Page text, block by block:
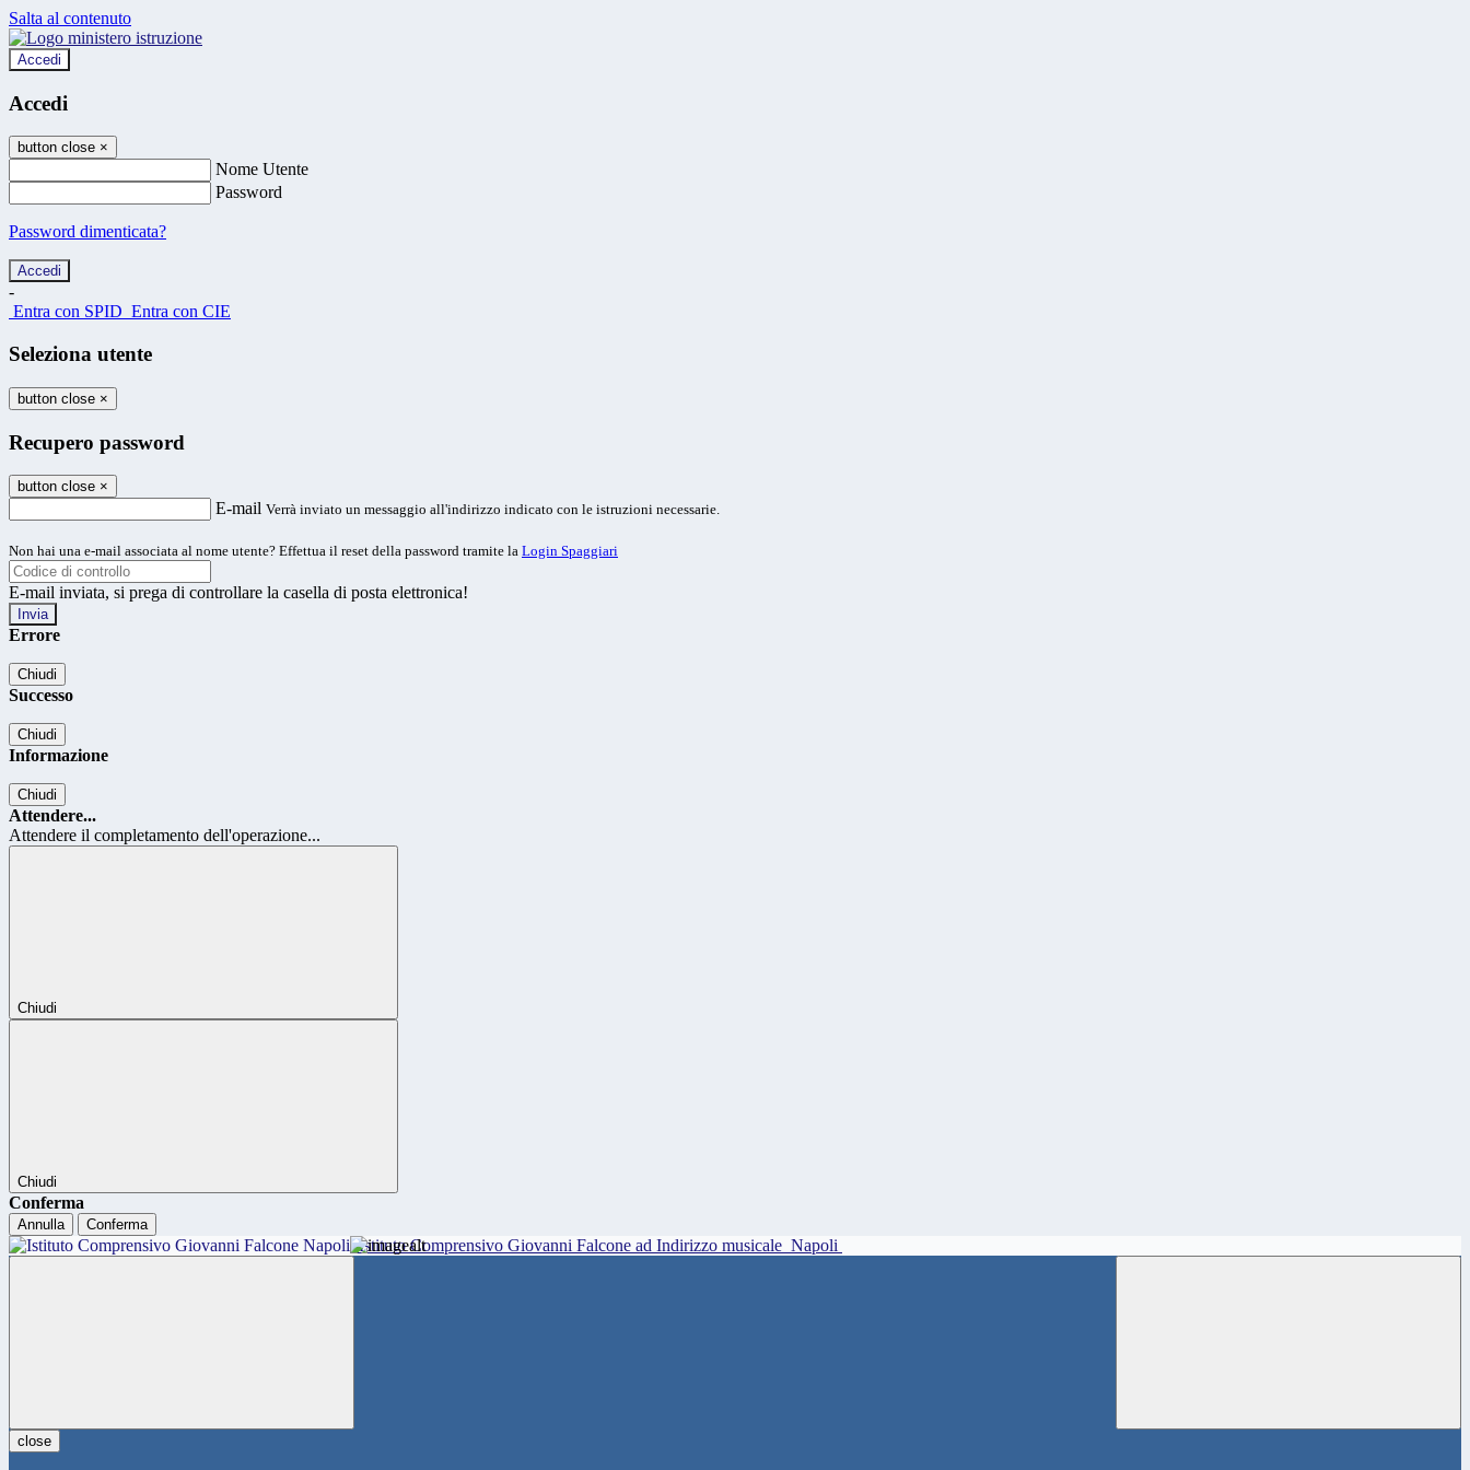
Salta al contenuto
Accedi
Accedi
button close ×
Nome Utente
Password
Password dimenticata?
-
Entra con SPID Entra con CIE
Seleziona utente
button close ×
Recupero password
button close ×
E-mail Verrà inviato un messaggio all'indirizzo indicato con le istruzioni necessarie.
Non hai una e-mail associata al nome utente? Effettua il reset della password tramite la Login Spaggiari
E-mail inviata, si prega di controllare la casella di posta elettronica!
Errore
Chiudi
Successo
Chiudi
Informazione
Chiudi
Attendere...
Attendere il completamento dell'operazione...
Chiudi
Chiudi
Conferma
Annulla Conferma
Istituto Comprensivo Giovanni Falcone ad Indirizzo musicale Napoli
close